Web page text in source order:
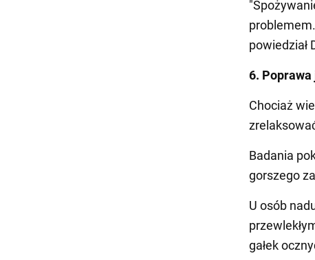
powiedział
6.
Chociaż
Badania
gorszego
U osób
gałek